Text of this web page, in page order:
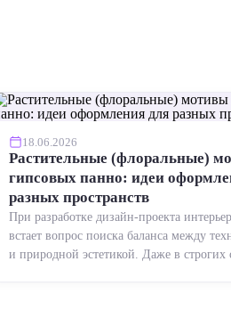
18.06.2026
Растительные (флоральные)
гипсовых панно: идеи
разных пространств
При разработке дизайн-проекта
встает вопрос поиска баланса между
и природной эстетикой. Даже в строгих